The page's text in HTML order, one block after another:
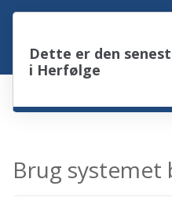
Dette er den
i Herfølge
Brug systemet